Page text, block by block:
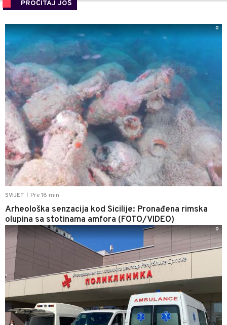
PROČITAJ JOŠ
SVIJET Pre 18 min
Arheološka senzacija kod Sicilije: Pronađena rimska
olupina sa stotinama amfora (FOTO/VIDEO)
0
0